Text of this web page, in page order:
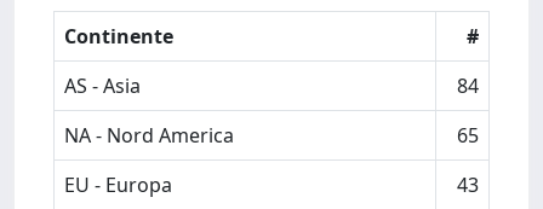
Continente
#
AS - Asia
84
NA - Nord America
65
EU - Europa
43